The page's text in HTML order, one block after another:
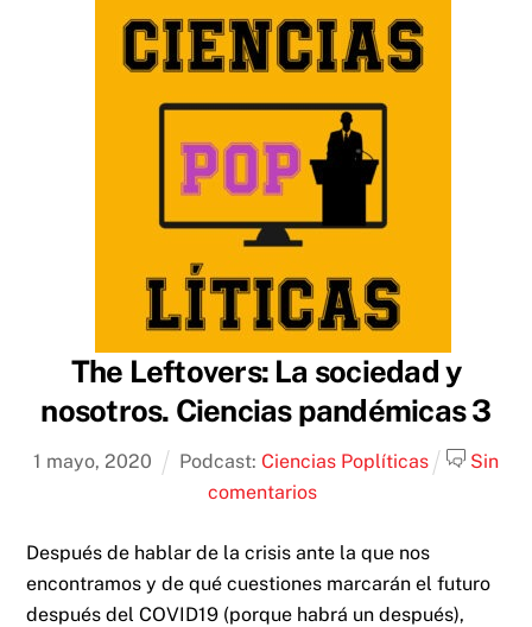
The Leftovers: La sociedad y
nosotros. Ciencias pandémicas 3
1 mayo,2020 Podcast: Ciencias Poplíticas
Sin
comentarios
Después de hablar de la crisis ante la que nos
encontramos y de qué cuestiones marcarán el futuro
después del COVID19 (porque habrá un después),